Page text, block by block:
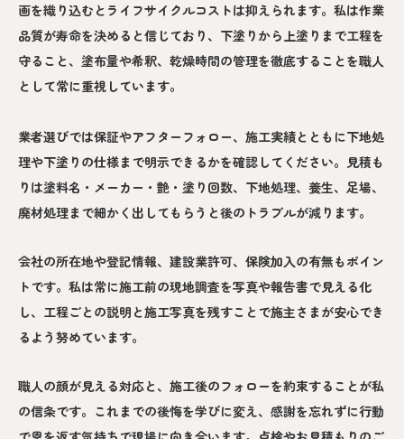
画を織り込むとライフサイクルコストは抑えられます。私は作業
品質が寿命を決めると信じており、下塗りから上塗りまで工程を
守ること、塗布量や希釈、乾燥時間の管理を徹底することを職人
として常に重視しています。
業者選びでは保証やアフターフォロー、施工実績とともに下地処
理や下塗りの仕様まで明示できるかを確認してください。見積も
りは塗料名・メーカー・艶・塗り回数、下地処理、養生、足場、
廃材処理まで細かく出してもらうと後のトラブルが減ります。
会社の所在地や登記情報、建設業許可、保険加入の有無もポイン
トです。私は常に施工前の現地調査を写真や報告書で見える化
し、工程ごとの説明と施工写真を残すことで施主さまが安心でき
るよう努めています。
職人の顔が見える対応と、施工後のフォローを約束することが私
の信条です。これまでの後悔を学びに変え、感謝を忘れずに行動